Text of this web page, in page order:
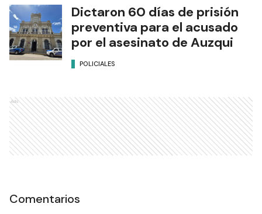
Dictaron 60 días de prisión
preventiva para el acusado
por el asesinato de Auzqui
POLICIALES
Ads
Comentarios